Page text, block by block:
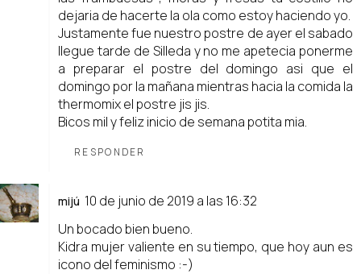
dejaria de hacerte la ola como estoy haciendo yo.
Justamente fue nuestro postre de ayer el sabado
llegue tarde de Silleda y no me apetecia ponerme
a preparar el postre del domingo asi que el
domingo por la mañana mientras hacia la comida la
thermomix el postre jis jis.
Bicos mil y feliz inicio de semana potita mia.
RESPONDER
mijú 10 de junio de 2019 a las 16:32
Un bocado bien bueno.
Kidra mujer valiente en su tiempo, que hoy aun es
icono del feminismo :-)